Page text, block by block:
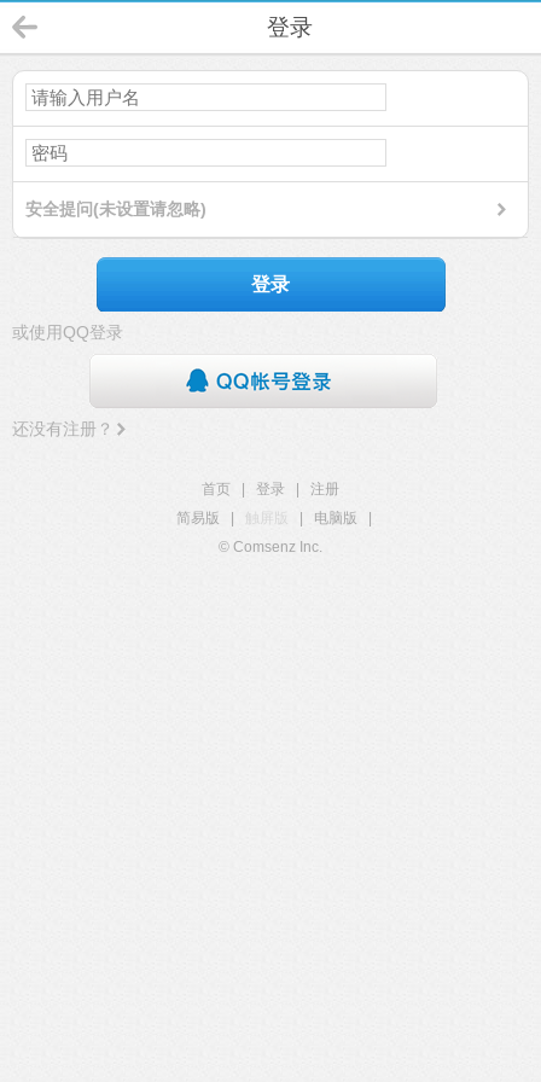
登录
安全提问(未设置请忽略)
登录
或使用QQ登录
还没有注册？
首页 登录
注册
简易版
触屏版 电脑版
© Comsenz Inc.